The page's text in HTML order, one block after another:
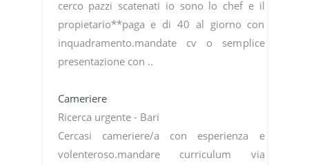
cerco pazzi scatenati io sono lo chef e il
propietario**paga e di 40 al giorno con
inquadramento.mandate cv o semplice
presentazione con ..
Cameriere
Ricerca urgente - Bari
Cercasi cameriere/a con esperienza e
volenteroso.mandare curriculum via